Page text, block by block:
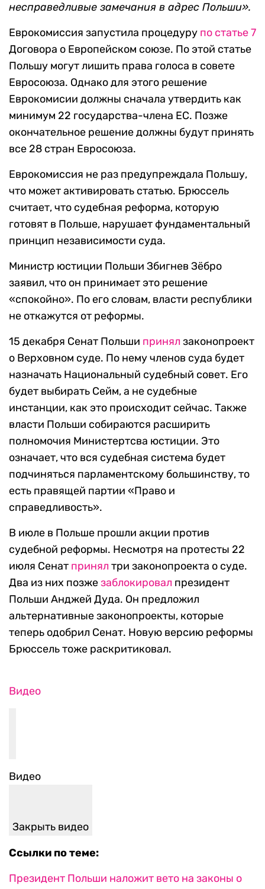
несправедливые замечания в адрес Польши».
Еврокомиссия запустила процедуру по статье 7
Договора о Европейском союзе. По этой статье
Польшу могут лишить права голоса в совете
Евросоюза. Однако для этого решение
Еврокомисии должны сначала утвердить как
минимум 22 государства-члена ЕС. Позже
окончательное решение должны будут принять
все 28 стран Евросоюза.
Еврокомиссия не раз предупреждала Польшу,
что может активировать статью. Брюссель
считает, что судебная реформа, которую
готовят в Польше, нарушает фундаментальный
принцип независимости суда.
Министр юстиции Польши Збигнев Зёбро
заявил, что он принимает это решение
«спокойно». По его словам, власти республики
не откажутся от реформы.
15 декабря Сенат Польши принял законопроект
о Верховном суде. По нему членов суда будет
назначать Национальный судебный совет. Его
будет выбирать Сейм, а не судебные
инстанции, как это происходит сейчас. Также
власти Польши собираются расширить
полномочия Министертсва юстиции. Это
означает, что вся судебная система будет
подчиняться парламентскому большинству, то
есть правящей партии «Право и
справедливость».
В июле в Польше прошли акции против
судебной реформы. Несмотря на протесты 22
июля Сенат принял три законопроекта о суде.
Два из них позжезаблокировал президент
Польши Анджей Дуда. Он предложил
альтернативные законопроекты, которые
теперь одобрил Сенат. Новую версию реформы
Брюссель тоже раскритиковал.
Видео
Видео
Закрыть видео
Ссылки по теме:
Президент Польши наложит вето на законы о